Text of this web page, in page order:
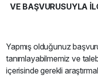
VE BAŞVURUSUYLA
Yapmış olduğunuz
tanımlayabilmemiz ve
içerisinde gerekli